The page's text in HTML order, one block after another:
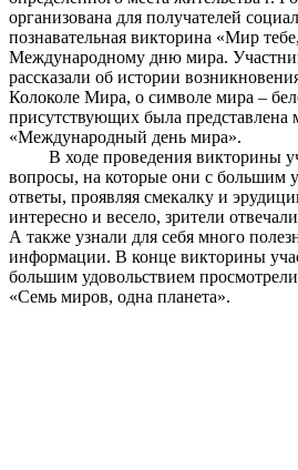
организована для получателей
познавательная викторина «Мир
Международному дню мира.
рассказали об истории
Колоколе Мира, о символе мира –
присутствующих была представлена
«Международный день мира».
В ходе проведения викторины
вопросы, на которые они с большим
ответы, проявляя смекалку и
интересно и весело, зрители
А также узнали для себя много
информации. В конце викторины
большим удовольствием
«Семь миров, одна планета».